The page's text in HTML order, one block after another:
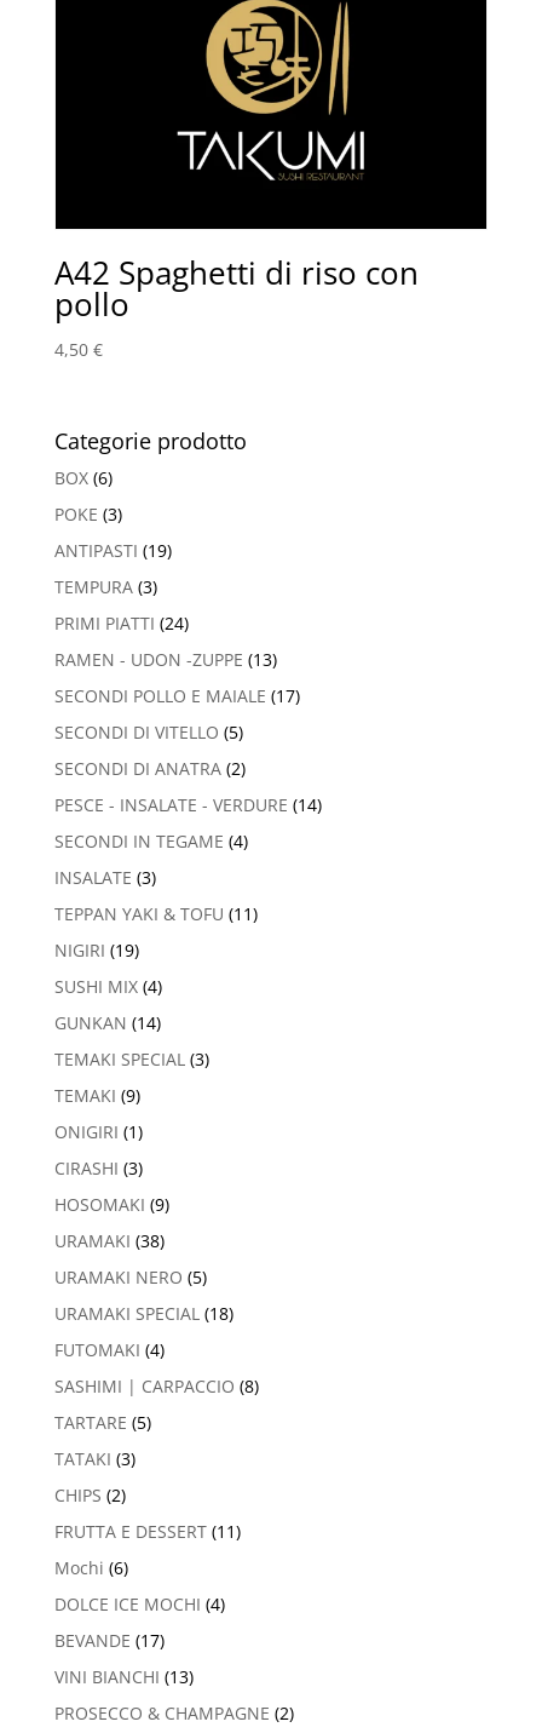
A42 Spaghetti di riso con
pollo
4,50 €
Categorie prodotto
BOX (6)
POKE (3)
ANTIPASTI (19)
TEMPURA (3)
PRIMI PIATTI (24)
RAMEN - UDON -ZUPPE (13)
SECONDI POLLO E MAIALE (17)
SECONDI DI VITELLO (5)
SECONDI DI ANATRA (2)
PESCE - INSALATE - VERDURE (14)
SECONDI IN TEGAME (4)
INSALATE (3)
TEPPAN YAKI & TOFU (11)
NIGIRI (19)
SUSHI MIX (4)
GUNKAN (14)
TEMAKI SPECIAL (3)
TEMAKI (9)
ONIGIRI (1)
CIRASHI (3)
HOSOMAKI (9)
URAMAKI (38)
URAMAKI NERO (5)
URAMAKI SPECIAL (18)
FUTOMAKI (4)
SASHIMI | CARPACCIO (8)
TARTARE (5)
TATAKI (3)
CHIPS (2)
FRUTTA E DESSERT (11)
Mochi (6)
DOLCE ICE MOCHI (4)
BEVANDE (17)
VINI BIANCHI (13)
PROSECCO & CHAMPAGNE (2)